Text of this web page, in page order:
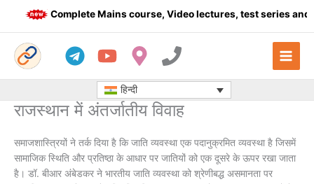
Complete Mains course, Video lectures, test series and
हिन्दी
राजस्थान में अंतर्जातीय विवाह
समाजशास्त्रियों ने तर्क दिया है कि जाति व्यवस्था एक पदानुक्रमित व्यवस्था है जिसमें
सामाजिक स्थिति और प्रतिष्ठा के आधार पर जातियों को एक दूसरे के ऊपर रखा जाता
है। डॉ. बीआर अंबेडकर ने भारतीय जाति व्यवस्था को श्रेणीबद्ध असमानता पर